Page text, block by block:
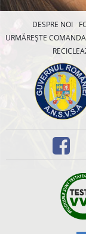
DESPRE NOI
URMĂREȘTE COMANDA